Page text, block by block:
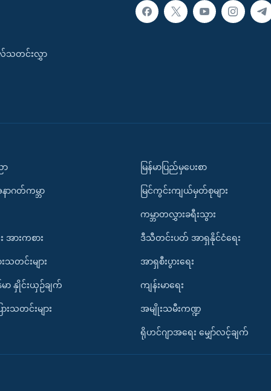
လ်သတင်းလွှာ
ာ
ာဂတ်ကမ္ဘာ
ားကစား
တင်းများ
မာ နှိုင်းယှဉ်ချက်
ားသတင်းများ
မြန်မာပြည်မှပေးစာ
မြင်ကွင်းကျယ်မှတ်စုများ
ကမ္ဘာတလွှားခရီးသွား
ဒီသီတင်းပတ် အာရှနိုင်ငံရေး
အာရှစီးပွားရေး
ကျန်းမာရေး
အမျိုးသမီးကဏ္ဍ
ရိုဟင်ဂျာအရေး မျှော်လင့်ချက်